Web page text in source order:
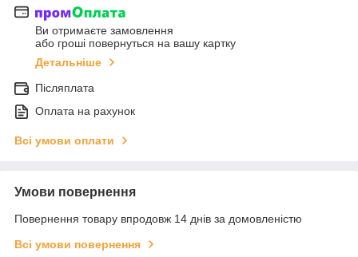
Ви отримаєте замовлення
або гроші повернуться на вашу картку
Детальніше
Післяплата
Оплата на рахунок
Всі умови оплати
Умови повернення
Повернення товару впродовж 14 днів за домовленістю
Всі умови повернення